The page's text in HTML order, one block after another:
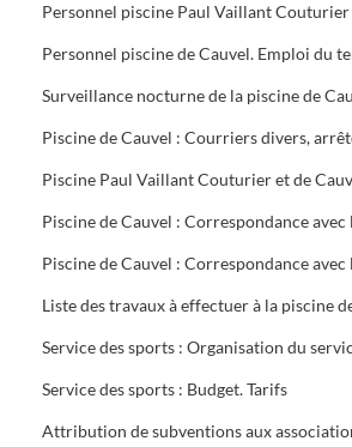
Personnel piscine Paul Vaillant
Personnel piscine de Cauvel. Emploi du
Surveillance nocturne de la piscine de
Piscine de Cauvel : Correspondance avec
Piscine de Cauvel : Correspondance avec
Liste des travaux à effectuer à la piscine
Service des sports : Budget. Tarifs